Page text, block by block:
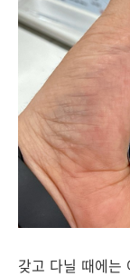
갖고 다닐 때에는